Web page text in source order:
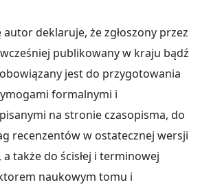
deklaruje, że zgłoszony przez
publikowany w kraju bądź
jest do przygotowania
formalnymi i
na stronie czasopisma, do
recenzentów w ostatecznej wersji
także do ścisłej i terminowej
naukowym tomu i